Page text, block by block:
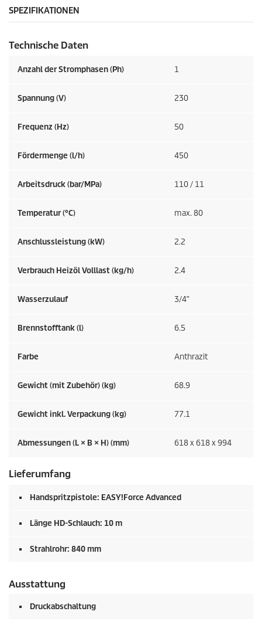
SPEZIFIKATIONEN
Technische Daten
Anzahl der Stromphasen (Ph) 1
Spannung (V) 230
Frequenz (Hz) 50
Fördermenge (l/h) 450
Arbeitsdruck (bar/MPa) 110 / 11
Temperatur (°C) max. 80
Anschlussleistung (kW) 2.2
Verbrauch Heizöl Volllast (kg/h) 2.4
Wasserzulauf 3/4″
Brennstofftank (l) 6.5
Farbe Anthrazit
Gewicht (mit Zubehör) (kg) 68.9
Gewicht inkl. Verpackung (kg) 77.1
Abmessungen (L × B × H) (mm) 618 x 618 x 994
Lieferumfang
Handspritzpistole: EASY!Force Advanced
Länge HD-Schlauch: 10 m
Strahlrohr: 840 mm
Ausstattung
Druckabschaltung